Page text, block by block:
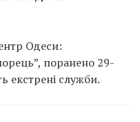
Одеси:
поранено 29-
екстрені служби.